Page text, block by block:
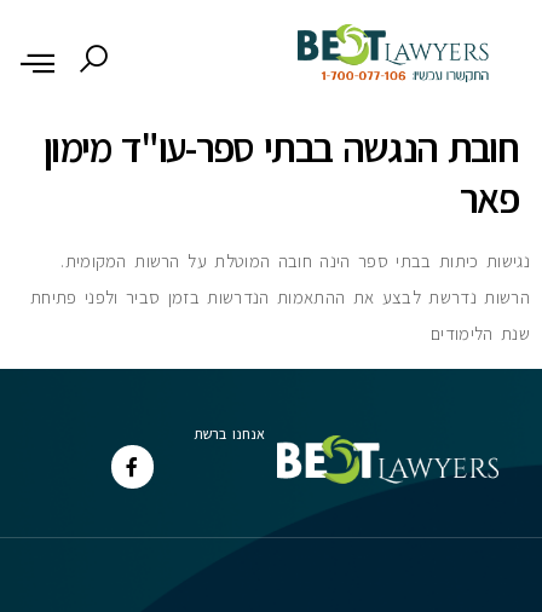
חובת הנגשה בבתי ספר-עו"ד מימון
פאר
נגישות כיתות בבתי ספר הינה חובה המוטלת על הרשות המקומית.
הרשות נדרשת לבצע את ההתאמות הנדרשות בזמן סביר ולפני פתיחת
שנת הלימודים
אנחנו ברשת